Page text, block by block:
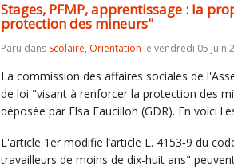
Stages, PFMP, apprentissage : la
protection des mineurs"
Paru dans Scolaire, Orientation le vendredi 05 juin
La commission des affaires sociales de
de loi "visant à renforcer la protection des
déposée par Elsa Faucillon (GDR). En voici
L'article 1er modifie l’article L. 4153‑9 du
travailleurs de moins de dix-huit ans"